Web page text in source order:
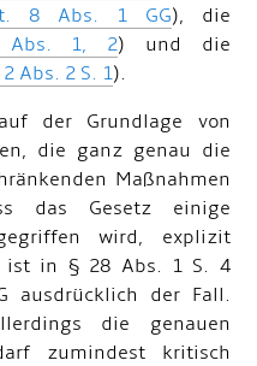
8 Abs. 1 GG), die
1, 2) und die
Abs. 2 S. 1).
der Grundlage von
die ganz genau die
Maßnahmen
das Gesetz einige
wird, explizit
ist in § 28 Abs. 1 S. 4
ausdrücklich der Fall.
die genauen
zumindest kritisch